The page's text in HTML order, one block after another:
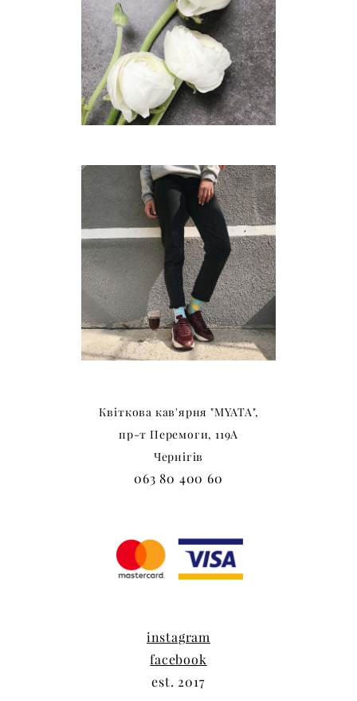
Квіткова кав'ярня "MYATA",
пр-т Перемоги, 119А
Чернігів
063 80 400 60
instagram
facebook
est. 2017